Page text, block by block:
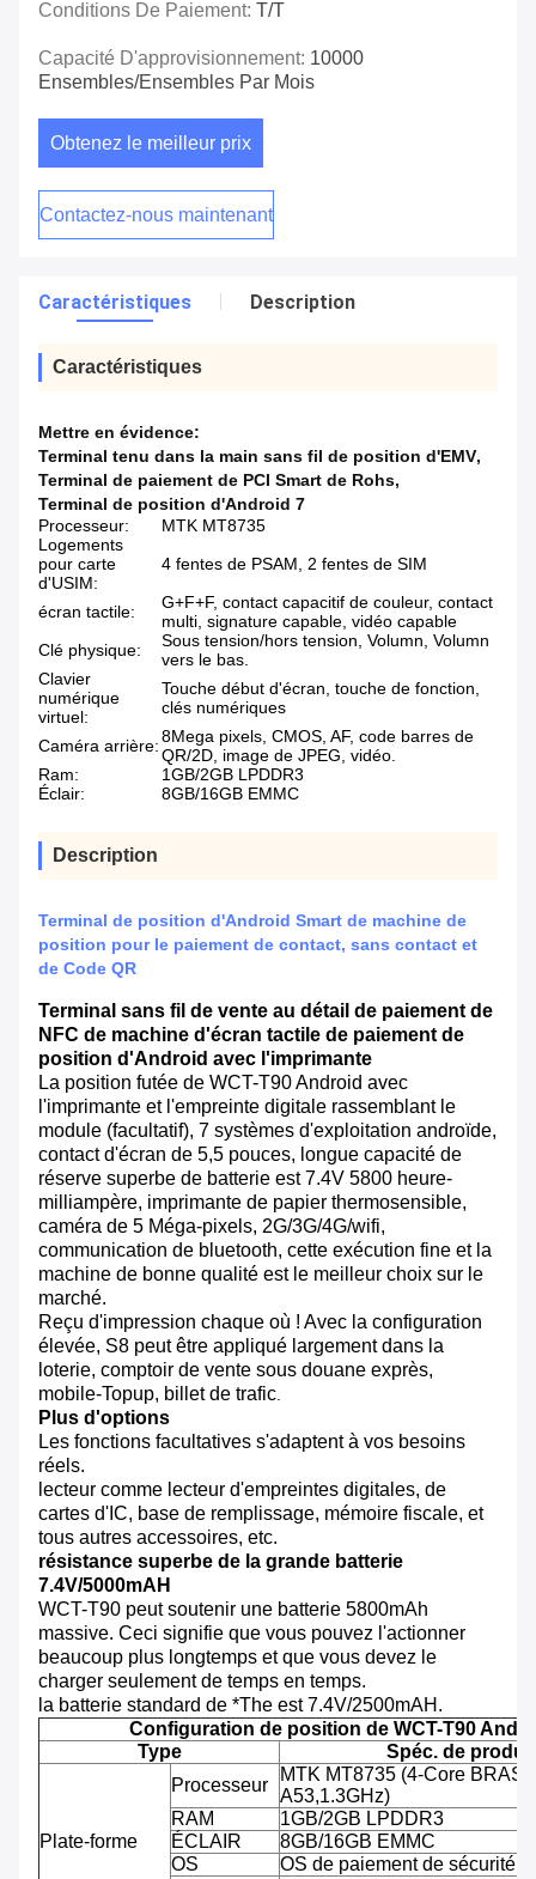
Conditions De Paiement: T/T
Capacité D'approvisionnement: 10000
Ensembles/ensembles Par Mois
Obtenez le meilleur prix
Contactez-nous maintenant
Caractéristiques Description
Caractéristiques
Mettre en évidence:
Terminal tenu dans la main sans fil de position d'EMV,
Terminal de paiement de PCI Smart de Rohs,
Terminal de position d'Android 7
Processeur:
MTK MT8735
Logements
pour carte
d'USIM:
4 fentes de PSAM, 2 fentes de SIM
écran tactile:
G+F+F, contact capacitif de couleur, contact
multi, signature capable, vidéo capable
Clé physique:
Sous tension/hors tension, Volumn, Volumn
vers le bas.
Clavier
numérique
virtuel:
Touche début d'écran, touche de fonction,
clés numériques
Caméra arrière:8Mega pixels, CMOS, AF, code barres de
QR/2D, image de JPEG, vidéo.
Ram:
1GB/2GB LPDDR3
Éclair:
8GB/16GB EMMC
Description
Terminal de position d'Android Smart de machine de
position pour le paiement de contact, sans contact et
de Code QR
Terminal sans fil de vente au détail de paiement de
NFC de machine d'écran tactile de paiement de
position d'Android avec l'imprimante
La position futée de WCT-T90 Android avec
l'imprimante et l'empreinte digitale rassemblant le
module (facultatif), 7 systèmes d'exploitation androïde,
contact d'écran de 5,5 pouces, longue capacité de
réserve superbe de batterie est 7.4V 5800 heure-
milliampère, imprimante de papier thermosensible,
caméra de 5 Méga-pixels, 2G/3G/4G/wifi,
communication de bluetooth, cette exécution fine et la
machine de bonne qualité est le meilleur choix sur le
marché.
Reçu d'impression chaque où ! Avec la configuration
élevée, S8 peut être appliqué largement dans la
loterie, comptoir de vente sous douane exprès,
mobile-Topup, billet de trafic.
Plus d'options
Les fonctions facultatives s'adaptent à vos besoins
réels.
lecteur comme lecteur d'empreintes digitales, de
cartes d'IC, base de remplissage, mémoire fiscale, et
tous autres accessoires, etc.
résistance superbe de la grande batterie
7.4V/5000mAH
WCT-T90 peut soutenir une batterie 5800mAh
massive. Ceci signifie que vous pouvez l'actionner
beaucoup plus longtemps et que vous devez le
charger seulement de temps en temps.
la batterie standard de *The est 7.4V/2500mAH.
Configuration de position de WCT-T90
Type
Spéc. de produit
Plate-forme
Processeur
MTK MT8735 (4-Core BRAS
A53,1.3GHz)
RAM
1GB/2GB LPDDR3
ÉCLAIR
8GB/16GB EMMC
OS
OS de paiement de sécurité